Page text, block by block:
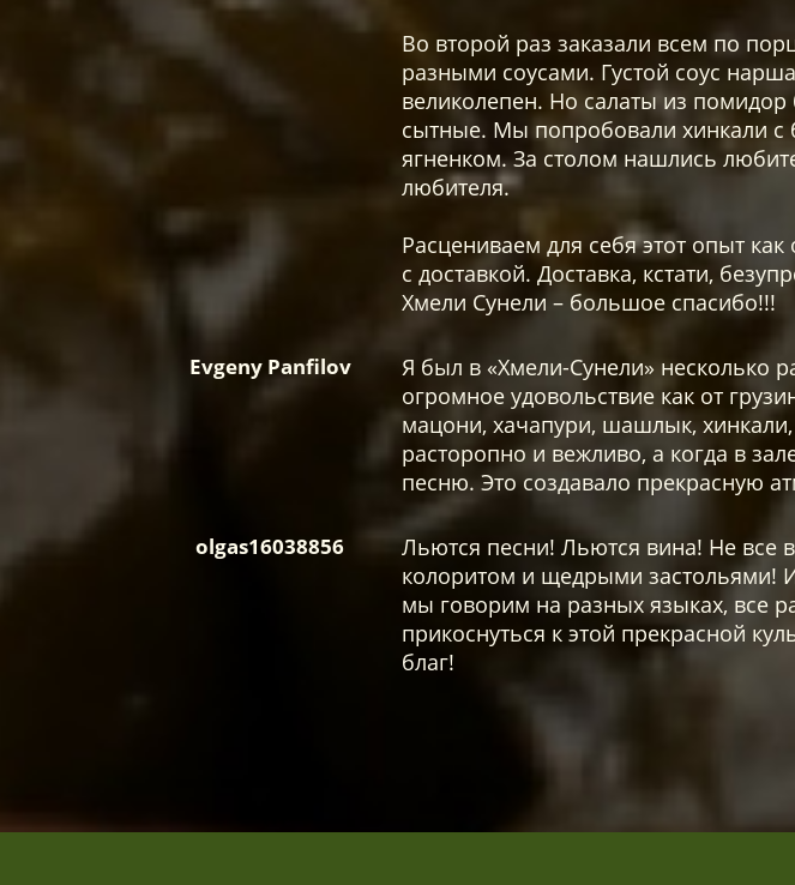
Во второй раз заказали всем по
разными соусами. Густой соус
великолепен. Но салаты из
сытные. Мы попробовали хинкали с
ягненком. За столом нашлись
любителя.
Расцениваем для себя этот опыт
с доставкой. Доставка, кстати,
Хмели Сунели – большое спасибо!!!
Evgeny Panfilov
Я был в «Хмели-Сунели» несколько
огромное удовольствие как от
мацони, хачапури, шашлык,
расторопно и вежливо, а когда в
песню. Это создавало прекрасную
olgas16038856
Льются песни! Льются вина! Не все
колоритом и щедрыми застольями!
мы говорим на разных языках, все
прикоснуться к этой прекрасной
благ!